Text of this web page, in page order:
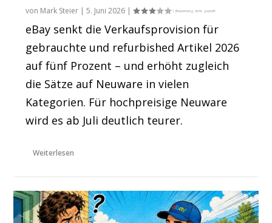
von Mark Steier |5. Juni 2026 |
eBay senkt die Verkaufsprovision für
gebrauchte und refurbished Artikel 2026
auf fünf Prozent – und erhöht zugleich
die Sätze auf Neuware in vielen
Kategorien. Für hochpreisige Neuware
wird es ab Juli deutlich teurer.
Weiterlesen